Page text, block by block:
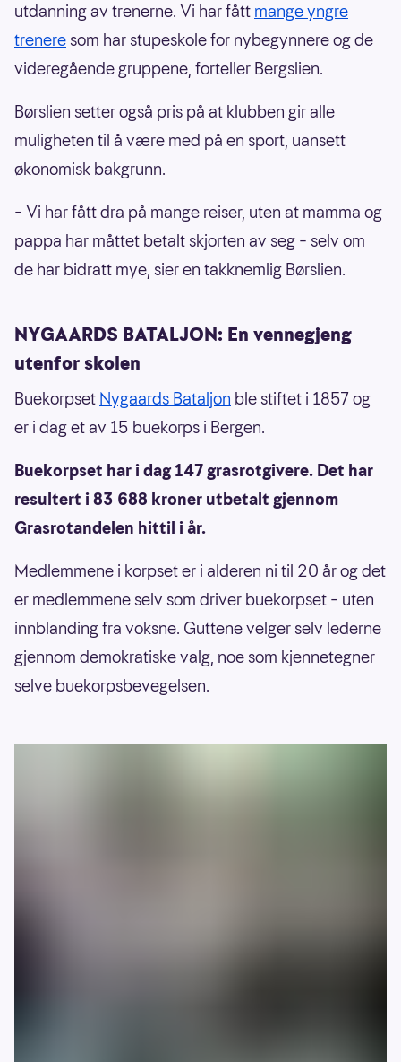
utdanning av trenerne. Vi har fått mange yngre
trenere som har stupeskole for nybegynnere og de
videregående gruppene, forteller Bergslien.
Børslien setter også pris på at klubben gir alle
muligheten til å være med på en sport, uansett
økonomisk bakgrunn.
– Vi har fått dra på mange reiser, uten at mamma og
pappa har måttet betalt skjorten av seg – selv om
de har bidratt mye, sier en takknemlig Børslien.
NYGAARDS BATALJON: En vennegjeng
utenfor skolen
Buekorpset Nygaards Bataljon ble stiftet i 1857 og
er i dag et av 15 buekorps i Bergen.
Buekorpset har i dag 147 grasrotgivere. Det har
resultert i 83 688 kroner utbetalt gjennom
Grasrotandelen hittil i år.
Medlemmene i korpset er i alderen ni til 20 år og det
er medlemmene selv som driver buekorpset – uten
innblanding fra voksne. Guttene velger selv lederne
gjennom demokratiske valg, noe som kjennetegner
selve buekorpsbevegelsen.